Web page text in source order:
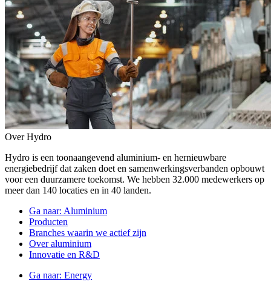
Over Hydro
Hydro is een toonaangevend aluminium- en hernieuwbare
energiebedrijf dat zaken doet en samenwerkingsverbanden opbouwt
voor een duurzamere toekomst. We hebben 32.000 medewerkers op
meer dan 140 locaties en in 40 landen.
Ga naar: Aluminium
Producten
Branches waarin we actief zijn
Over aluminium
Innovatie en R&D
Ga naar: Energy